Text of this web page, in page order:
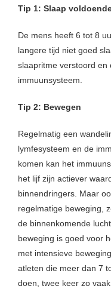
Tip 1: Slaap
De mens heeft 6 tot 8
langere tijd niet goed
slaapritme verstoord en
immuunsysteem.
Tip 2: Bewegen
Regelmatig een
lymfesysteem en de
komen kan het
het lijf zijn actiever
binnendringers. Maar
regelmatige beweging,
de binnenkomende
beweging is goed voor
met intensieve
atleten die meer dan 7
doen, twee keer zo